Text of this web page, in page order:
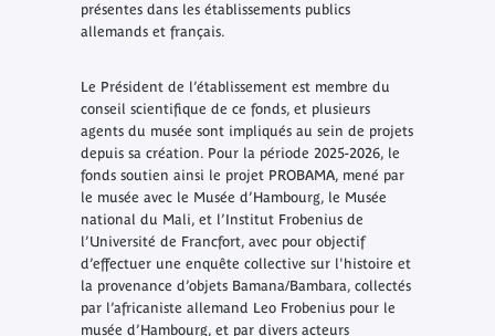
présentes dans les établissements publics
allemands et français.
Le Président de l’établissement est membre du
conseil scientifique de ce fonds, et plusieurs
agents du musée sont impliqués au sein de projets
depuis sa création. Pour la période 2025-2026, le
fonds soutien ainsi le projet PROBAMA, mené par
le musée avec le Musée d’Hambourg, le Musée
national du Mali, et l’Institut Frobenius de
l’Université de Francfort, avec pour objectif
d’effectuer une enquête collective sur l'histoire et
la provenance d’objets Bamana/Bambara, collectés
par l’africaniste allemand Leo Frobenius pour le
musée d’Hambourg, et par divers acteurs